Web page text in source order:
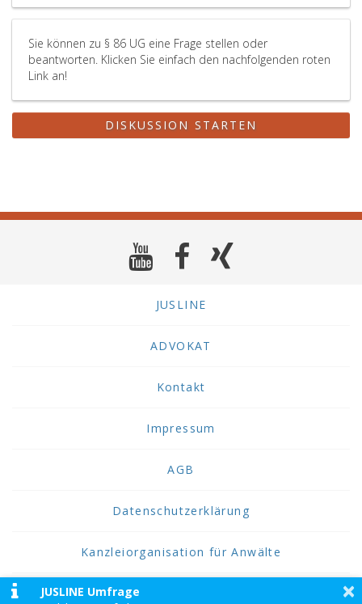
Sie können zu § 86 UG eine Frage stellen oder
beantworten. Klicken Sie einfach den nachfolgenden roten
Link an!
DISKUSSION STARTEN
JUSLINE
ADVOKAT
Kontakt
Impressum
AGB
Datenschutzerklärung
Kanzleiorganisation für Anwälte
×
JUSLINE Umfrage